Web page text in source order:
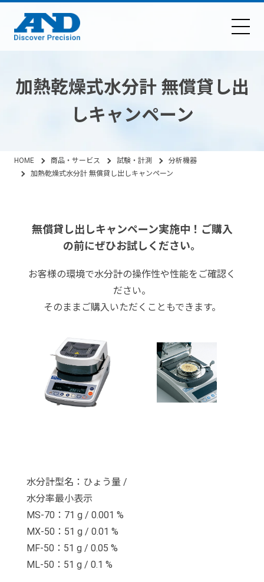
加熱乾燥式水分計 無償貸し出
しキャンペーン
HOME 商品・サービス 試験・計測
分析機器
加熱乾燥式水分計 無償貸し出しキャンペーン
無償貸し出しキャンペーン実施中！ご購入
の前にぜひお試しください。
お客様の環境で水分計の操作性や性能をご確認く
ださい。
そのままご購入いただくこともできます。
水分計型名：ひょう量 /
水分率最小表示
MS-70：71 g / 0.001 %
MX-50：51 g / 0.01 %
MF-50：51 g / 0.05 %
ML-50：51 g / 0.1 %